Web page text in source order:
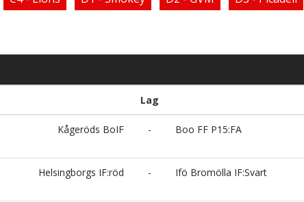
Lag
Kågeröds BoIF - Boo FF P15:FA
Helsingborgs IF:röd - Ifö Bromölla IF:Svart